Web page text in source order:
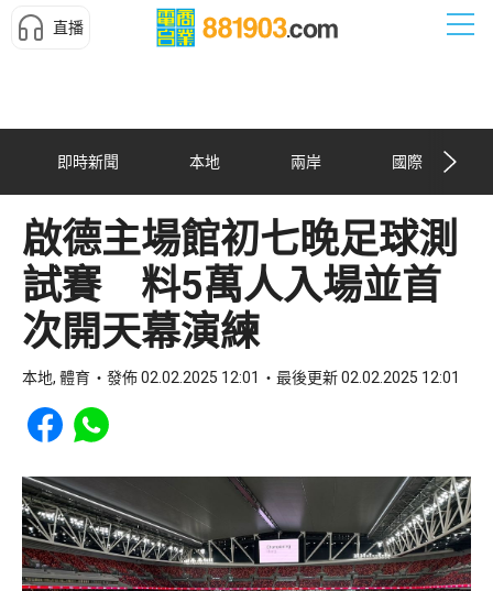
直播
即時新聞 本地 兩岸 國際
啟德主場館初七晚足球測
試賽 料5萬人入場並首
次開天幕演練
本地, 體育 發佈 02.02.2025 12:01 最後更新 02.02.2025 12:01
Share to Facebook
Share to WhatsApp